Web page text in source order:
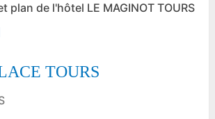
plan de l'hôtel LE MAGINOT TOURS
TOURS